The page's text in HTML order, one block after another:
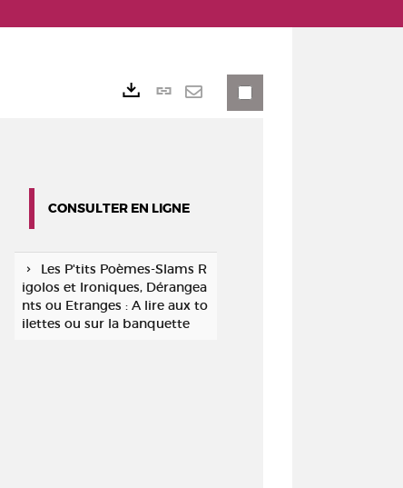
Lien
CONSULTER EN LIGNE
Les P'tits Poèmes-Slams R
igolos et Ironiques, Dérangea
nts ou Etranges : A lire aux to
ilettes ou sur la banquette